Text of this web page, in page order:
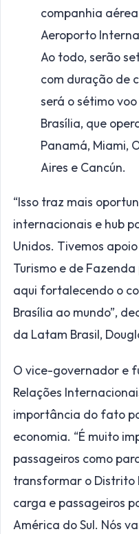
companhia
Aeroporto
Ao todo, serão
com duração de
será o sétimo
Brasília, que
Panamá, Miami,
Aires e Cancún.
“Isso traz mais
internacionais e hub
Unidos. Tivemos
Turismo e de
aqui fortalecendo o
Brasília ao mundo”,
da Latam Brasil,
O vice-governador e
Relações
importância do fato
economia. “É muito
passageiros como
transformar o Distrito
carga e passageiros
América do Sul. Nós